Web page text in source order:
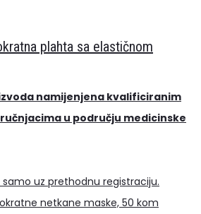
plahta sa elastičnom
namijenjena kvalificiranim
u području medicinske
uz prethodnu registraciju.